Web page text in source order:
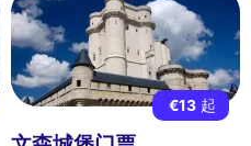
€13 起